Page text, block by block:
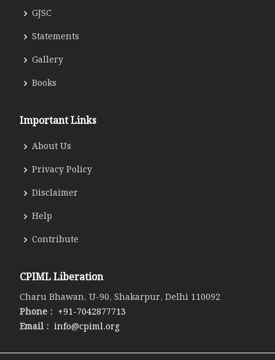
GJSC
Statements
Gallery
Books
Important Links
About Us
Privacy Policy
Disclaimer
Help
Contribute
CPIML Liberation
Charu Bhawan, U-90, Shakarpur, Delhi 110092
Phone : +91-7042877713
Email : info@cpiml.org